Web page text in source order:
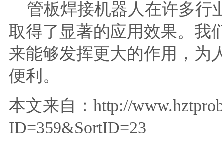
管板焊接机器人在许多行
取得了显著的应用效果。我
来能够发挥更大的作用，为
便利。
本文来自： http://
ID=359&SortID=23